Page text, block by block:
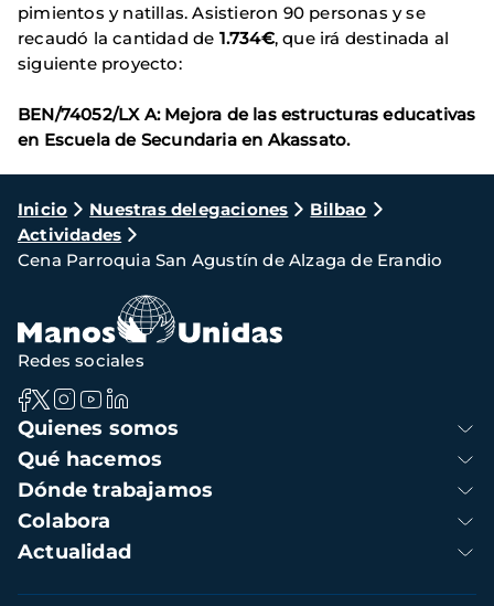
pimientos y natillas. Asistieron 90 personas y se
recaudó la cantidad de 1.734€, que irá destinada al
siguiente proyecto:
BEN/74052/LX A: Mejora de las estructuras educativas
en Escuela de Secundaria en Akassato.
Ruta
de
navegación
Inicio Nuestras delegaciones
Bilbao
Actividades
Cena Parroquia San Agustín de Alzaga de Erandio
Navegación
principal
Quienes somos
Qué hacemos
Dónde trabajamos
Colabora
Actualidad
Redes sociales